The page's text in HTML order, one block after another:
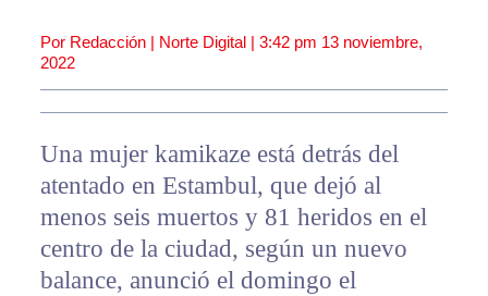
Por Redacción | Norte Digital | 3:42 pm 13 noviembre,
2022
Una mujer kamikaze está detrás del
atentado en Estambul, que dejó al
menos seis muertos y 81 heridos en el
centro de la ciudad, según un nuevo
balance, anunció el domingo el